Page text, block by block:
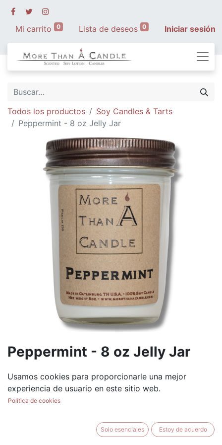
Mi carrito 0 Lista de deseos 0 Iniciar sesión
Todos los productos
Soy Candles & Tarts
Peppermint - 8 oz Jelly Jar
Peppermint - 8 oz Jelly Jar
$8.99
AÑADIR AL CARRITO BUY NOW
Usamos cookies para proporcionarle una mejor
experiencia de usuario en este sitio web.
Política de cookies
Solo esenciales Estoy de acuerdo